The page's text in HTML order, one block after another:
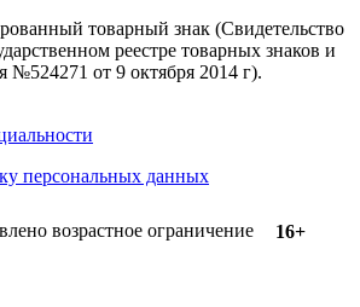
товарный знак (Свидетельство
реестре товарных знаков и
№524271 от 9 октября 2014 г).
персональных данных
возрастное ограничение 16+